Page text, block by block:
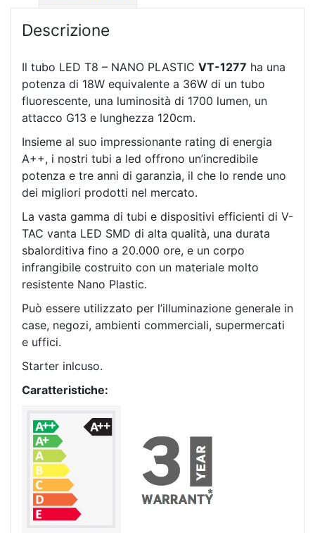
Descrizione
Il tubo LED T8 – NANO PLASTIC VT-1277 ha una
potenza di 18W equivalente a 36W di un tubo
fluorescente, una luminosità di 1700 lumen, un
attacco G13 e lunghezza 120cm.
Insieme al suo impressionante rating di energia
A++, i nostri tubi a led offrono un’incredibile
potenza e tre anni di garanzia, il che lo rende uno
dei migliori prodotti nel mercato.
La vasta gamma di tubi e dispositivi efficienti di V-
TAC vanta LED SMD di alta qualità, una durata
sbalorditiva fino a 20.000 ore, e un corpo
infrangibile costruito con un materiale molto
resistente Nano Plastic.
Può essere utilizzato per l’illuminazione generale in
case, negozi, ambienti commerciali, supermercati
e uffici.
Starter inlcuso.
Caratteristiche: